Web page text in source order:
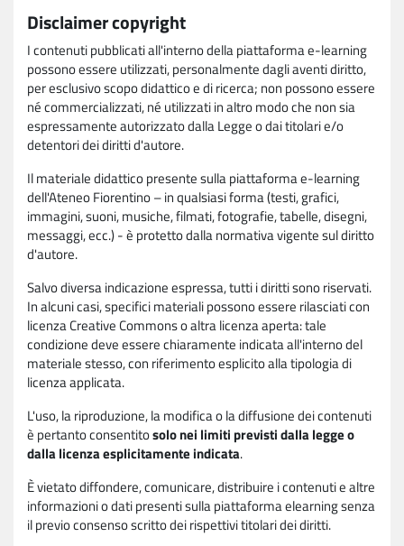
Disclaimer copyright
I contenuti pubblicati all'interno della piattaforma e-learning
possono essere utilizzati, personalmente dagli aventi diritto,
per esclusivo scopo didattico e di ricerca; non possono essere
né commercializzati, né utilizzati in altro modo che non sia
espressamente autorizzato dalla Legge o dai titolari e/o
detentori dei diritti d'autore.
Il materiale didattico presente sulla piattaforma e-learning
dell'Ateneo Fiorentino – in qualsiasi forma (testi, grafici,
immagini, suoni, musiche, filmati, fotografie, tabelle, disegni,
messaggi, ecc.) - è protetto dalla normativa vigente sul diritto
d'autore.
Salvo diversa indicazione espressa, tutti i diritti sono riservati.
In alcuni casi, specifici materiali possono essere rilasciati con
licenza Creative Commons o altra licenza aperta: tale
condizione deve essere chiaramente indicata all'interno del
materiale stesso, con riferimento esplicito alla tipologia di
licenza applicata.
L'uso, la riproduzione, la modifica o la diffusione dei contenuti
è pertanto consentitosolo nei limiti previsti dalla legge o
dalla licenza esplicitamente indicata.
È vietato diffondere, comunicare, distribuire i contenuti e altre
informazioni o dati presenti sulla piattaforma elearning senza
il previo consenso scritto dei rispettivi titolari dei diritti.